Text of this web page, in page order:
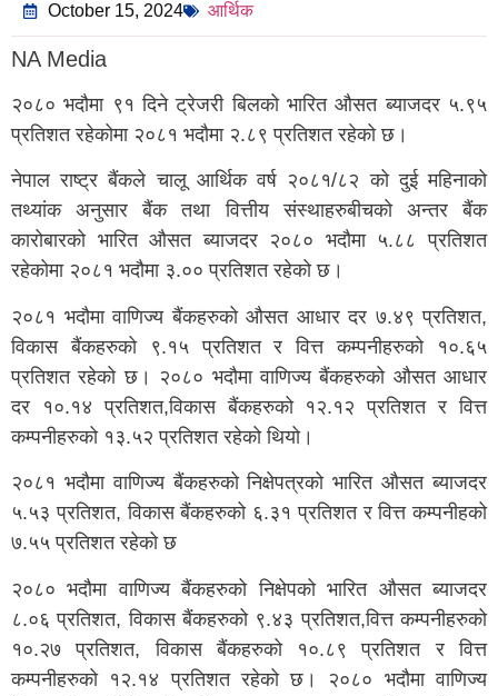
October 15, 2024 आर्थिक
NA Media
२०८० भदौमा ९१ दिने ट्रेजरी बिलको भारित औसत ब्याजदर ५.९५
प्रतिशत रहेकोमा २०८१ भदौमा २.८९ प्रतिशत रहेको छ।
नेपाल राष्ट्र बैंकले चालू आर्थिक वर्ष २०८१/८२ को दुई महिनाको
तथ्यांक अनुसार बैंक तथा वित्तीय संस्थाहरुबीचको अन्तर बैंक
कारोबारको भारित औसत ब्याजदर २०८० भदौमा ५.८८ प्रतिशत
रहेकोमा २०८१ भदौमा ३.०० प्रतिशत रहेको छ।
२०८१ भदौमा वाणिज्य बैंकहरुको औसत आधार दर ७.४९ प्रतिशत,
विकास बैंकहरुको ९.१५ प्रतिशत र वित्त कम्पनीहरुको १०.६५
प्रतिशत रहेको छ। २०८० भदौमा वाणिज्य बैंकहरुको औसत आधार
दर १०.१४ प्रतिशत,विकास बैंकहरुको १२.१२ प्रतिशत र वित्त
कम्पनीहरुको १३.५२ प्रतिशत रहेको थियो।
२०८१ भदौमा वाणिज्य बैंकहरुको निक्षेपत्रको भारित औसत ब्याजदर
५.५३ प्रतिशत, विकास बैंकहरुको ६.३१ प्रतिशत र वित्त कम्पनीहको
७.५५ प्रतिशत रहेको छ
२०८० भदौमा वाणिज्य बैंकहरुको निक्षेपको भारित औसत ब्याजदर
८.०६ प्रतिशत, विकास बैंकहरुको ९.४३ प्रतिशत,वित्त कम्पनीहरुको
१०.२७ प्रतिशत, विकास बैंकहरुको १०.८९ प्रतिशत र वित्त
कम्पनीहरुको १२.१४ प्रतिशत रहेको छ। २०८० भदौमा वाणिज्य